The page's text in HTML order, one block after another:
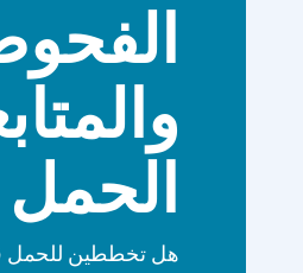
الحمل
هل تخططين للحمل